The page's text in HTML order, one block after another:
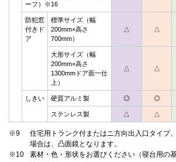
ーフ）※16
防犯窓
付きド
ア
標準サイズ（幅
200mm×高さ
700mm）
△ △
大形サイズ（幅
200mm×高さ
1300mmドア面一仕
上）
△ △
しきい 硬質アルミ製 ◎ ◎
ステンレス製 △ △
※9
住宅用トランク付またはニ方向出入口タイプ
場合は、凸面鏡となります。
※10
素材・色・形状をお選びください（寝台用の